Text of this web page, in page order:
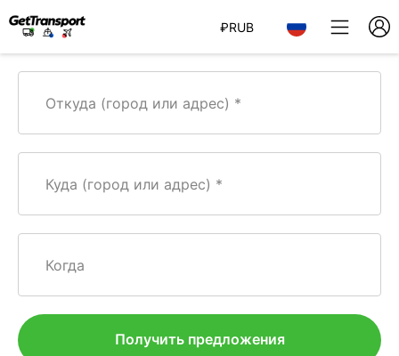
₽RUB
Откуда (город или адрес)
Куда (город или адрес)
Когда
Получить предложения